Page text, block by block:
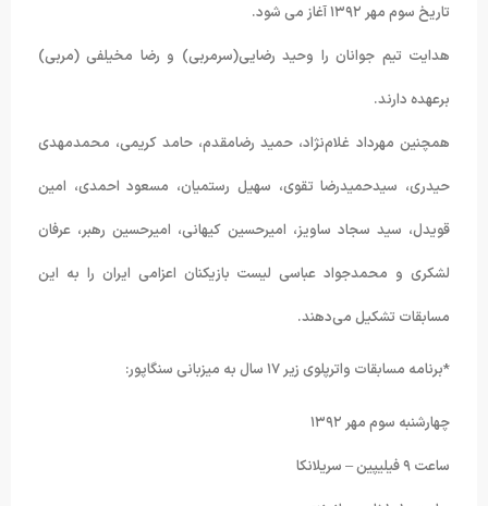
تاریخ سوم مهر ١٣٩٢ آغاز می شود.
هدایت تیم جوانان را وحید رضایی(سرمربی) و رضا مخیلفی (مربی)
برعهده دارند.
همچنین مهرداد غلام‌نژاد، حمید رضامقدم، حامد کریمی، محمدمهدی
حیدری، سیدحمیدرضا تقوی، سهیل رستمیان، مسعود احمدی، امین
قویدل، سید سجاد ساویز، امیرحسین کیهانی، امیرحسین رهبر، عرفان
لشکری و محمدجواد عباسی لیست بازیکنان اعزامی ایران را به این
مسابقات تشکیل می‌دهند.
*برنامه مسابقات واترپلوی زیر ١٧ سال به میزبانی سنگاپور:
چهارشنبه سوم مهر ١٣٩٢
ساعت ٩ فیلیپین – سریلانکا